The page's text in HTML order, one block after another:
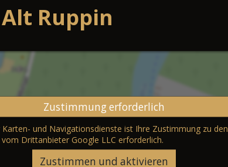
Ruppin
Zustimmung erforderlich
Karten- und Navigationsdienste ist Ihre Zustimmung zu den
Drittanbieter Google LLC erforderlich.
Zustimmen und aktivieren